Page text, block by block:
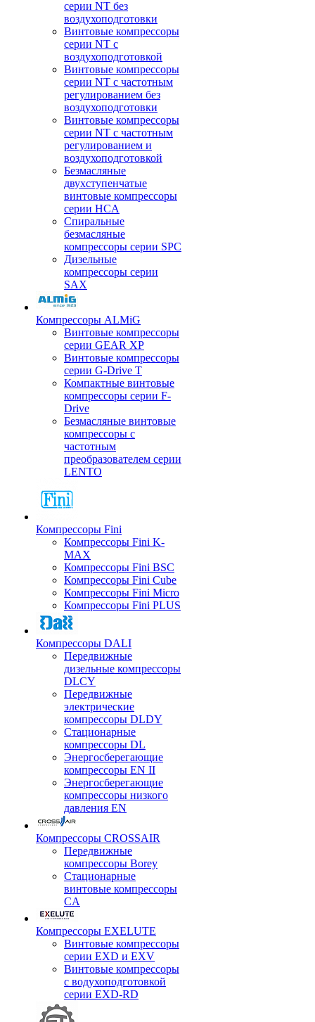
серии NT без
воздухоподготовки
Винтовые компрессоры
серии NT c
воздухоподготовкой
Винтовые компрессоры
серии NT с частотным
регулированием без
воздухоподготовки
Винтовые компрессоры
серии NT с частотным
регулированием и
воздухоподготовкой
Безмасляные
двухступенчатые
винтовые компрессоры
серии HCA
Спиральные
безмасляные
компрессоры серии SPC
Дизельные
компрессоры серии
SAX
Компрессоры ALMiG
Винтовые компрессоры
серии GEAR XP
Винтовые компрессоры
серии G-Drive T
Компактные винтовые
компрессоры серии F-
Drive
Безмасляные винтовые
компрессоры с
частотным
преобразователем серии
LENTO
Компрессоры Fini
Компрессоры Fini K-
MAX
Компрессоры Fini BSC
Компрессоры Fini Cube
Компрессоры Fini Micro
Компрессоры Fini PLUS
Компрессоры DALI
Передвижные
дизельные компрессоры
DLCY
Передвижные
электрические
компрессоры DLDY
Стационарные
компрессоры DL
Энергосберегающие
компрессоры EN II
Энергосберегающие
компрессоры низкого
давления EN
Компрессоры CROSSAIR
Передвижные
компрессоры Borey
Стационарные
винтовые компрессоры
CA
Компрессоры EXELUTE
Винтовые компрессоры
серии EXD и EXV
Винтовые компрессоры
с водухоподготовкой
серии EXD-RD